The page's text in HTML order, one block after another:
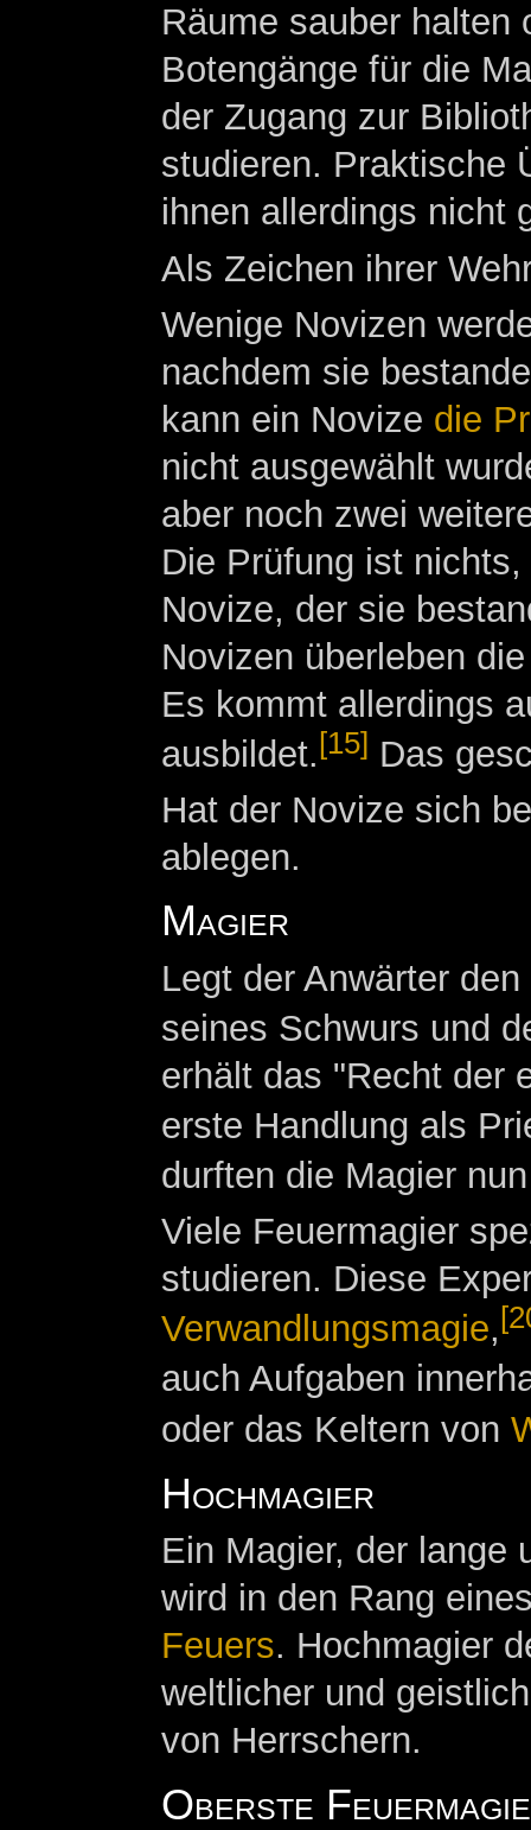
Räume sauber halten
Botengänge für die
der Zugang zur
studieren. Praktische
ihnen allerdings nicht
Als Zeichen ihrer
Wenige Novizen
nachdem sie
kann ein Novize die
nicht ausgewählt
aber noch zwei
Die Prüfung ist
Novize, der sie
Novizen überleben
Es kommt allerdings
ausbildet. [15] Das
Hat der Novize sich
ablegen.
Magier
Legt der Anwärter
seines Schwurs und
erhält das "Recht der
erste Handlung als
durften die Magier
Viele Feuermagier
studieren. Diese
Verwandlungsmagie,
auch Aufgaben
oder das Keltern von
Hochmagier
Ein Magier, der lange
wird in den Rang
Feuers. Hochmagier
weltlicher und
von Herrschern.
Oberste